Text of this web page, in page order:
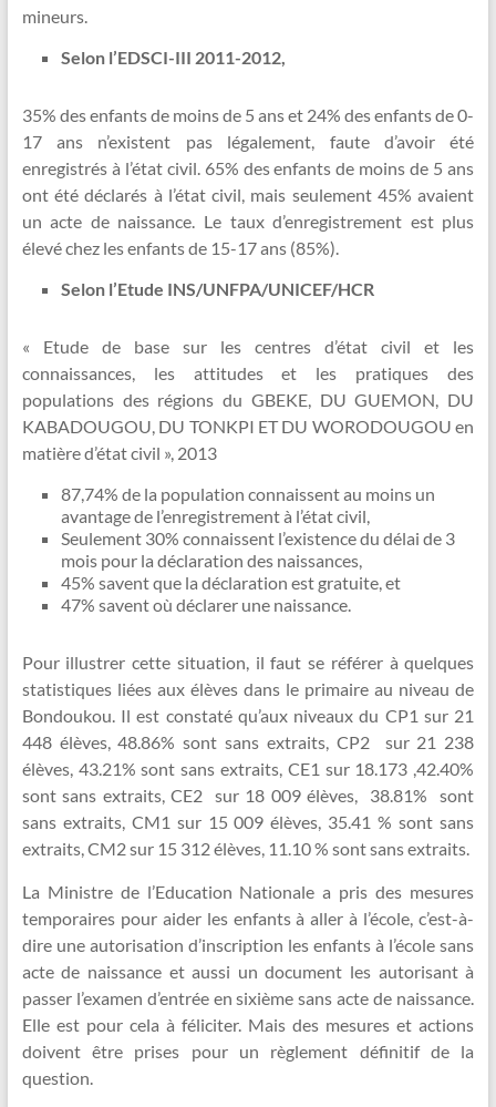
mineurs.
Selon l’EDSCI-III 2011-2012,
35% des enfants de moins de 5 ans et 24% des enfants de 0-
17 ans n’existent pas légalement, faute d’avoir été
enregistrés à l’état civil. 65% des enfants de moins de 5 ans
ont été déclarés à l’état civil, mais seulement 45% avaient
un acte de naissance. Le taux d’enregistrement est plus
élevé chez les enfants de 15-17 ans (85%).
Selon l’Etude INS/UNFPA/UNICEF/HCR
« Etude de base sur les centres d’état civil et les
connaissances, les attitudes et les pratiques des
populations des régions du GBEKE, DU GUEMON, DU
KABADOUGOU, DU TONKPI ET DU WORODOUGOU en
matière d’état civil », 2013
87,74% de la population connaissent au moins un
avantage de l’enregistrement à l’état civil,
Seulement 30% connaissent l’existence du délai de 3
mois pour la déclaration des naissances,
45% savent que la déclaration est gratuite, et
47% savent où déclarer une naissance.
Pour illustrer cette situation, il faut se référer à quelques
statistiques liées aux élèves dans le primaire au niveau de
Bondoukou. Il est constaté qu’aux niveaux du CP1 sur 21
448 élèves, 48.86% sont sans extraits, CP2 sur 21 238
élèves, 43.21% sont sans extraits, CE1 sur 18.173 ,42.40%
sont sans extraits, CE2 sur 18 009 élèves, 38.81% sont
sans extraits, CM1 sur 15 009 élèves, 35.41 % sont sans
extraits, CM2 sur 15 312 élèves, 11.10 % sont sans extraits.
La Ministre de l’Education Nationale a pris des mesures
temporaires pour aider les enfants à aller à l’école, c’est-à-
dire une autorisation d’inscription les enfants à l’école sans
acte de naissance et aussi un document les autorisant à
passer l’examen d’entrée en sixième sans acte de naissance.
Elle est pour cela à féliciter. Mais des mesures et actions
doivent être prises pour un règlement définitif de la
question.